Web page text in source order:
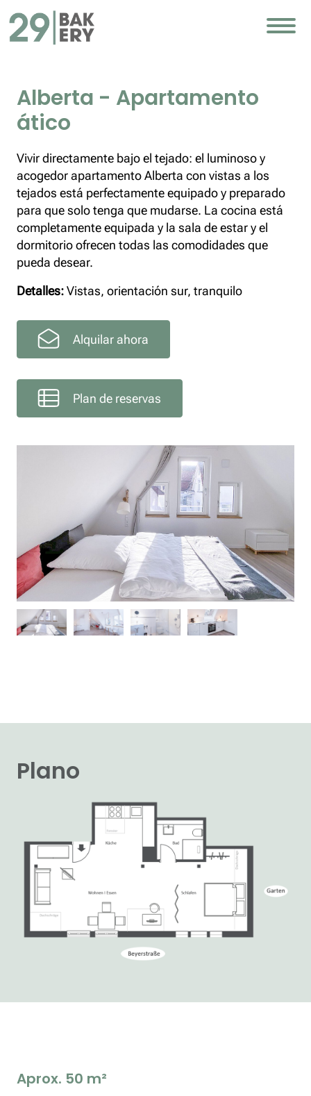
Alberta - Apartamento
ático
Vivir directamente bajo el tejado: el luminoso y
acogedor apartamento Alberta con vistas a los
tejados está perfectamente equipado y preparado
para que solo tenga que mudarse. La cocina está
completamente equipada y la sala de estar y el
dormitorio ofrecen todas las comodidades que
pueda desear.
Detalles:Vistas, orientación sur, tranquilo
Alquilar ahora
Plan de reservas
Plano
Aprox. 50 m²